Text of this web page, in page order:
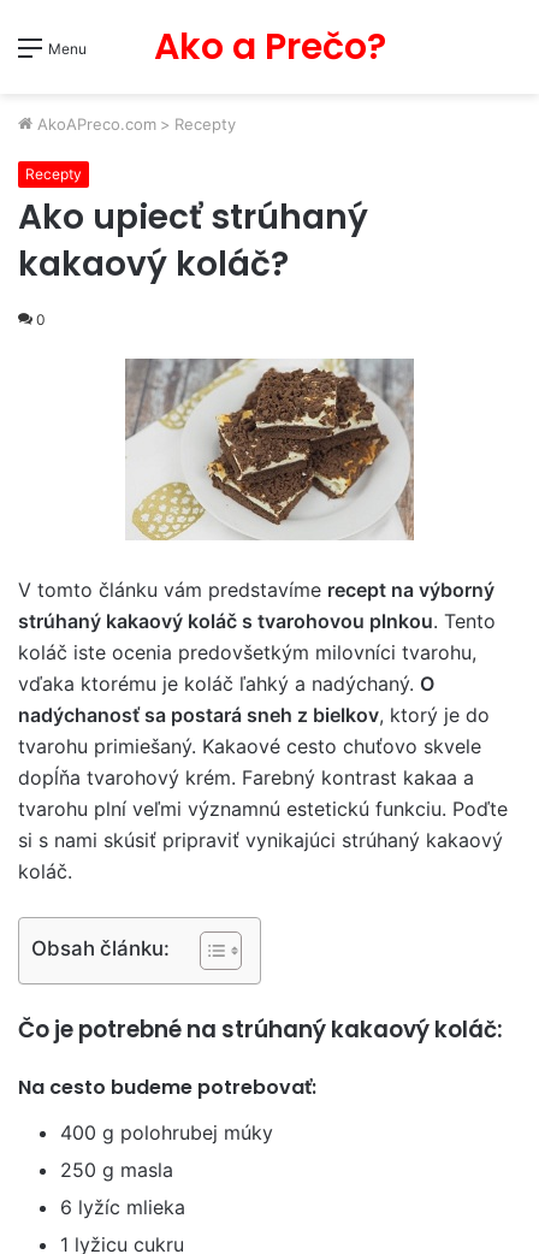
Menu Ako a Prečo?
AkoAPreco.com > Recepty
Recepty
Ako upiecť strúhaný
kakaový koláč?
0
V tomto článku vám predstavíme recept na výborný
strúhaný kakaový koláč s tvarohovou plnkou. Tento
koláč iste ocenia predovšetkým milovníci tvarohu,
vďaka ktorému je koláč ľahký a nadýchaný. O
nadýchanosť sa postará sneh z bielkov, ktorý je do
tvarohu primiešaný. Kakaové cesto chuťovo skvele
dopĺňa tvarohový krém. Farebný kontrast kakaa a
tvarohu plní veľmi významnú estetickú funkciu. Poďte
si s nami skúsiť pripraviť vynikajúci strúhaný kakaový
koláč.
Obsah článku:
Čo je potrebné na strúhaný kakaový koláč:
Na cesto budeme potrebovať:
400 g polohrubej múky
250 g masla
6 lyžíc mlieka
1 lyžicu cukru